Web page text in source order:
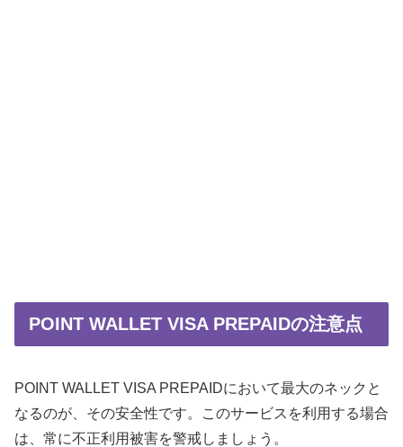
POINT WALLET VISA PREPAIDの注意点
POINT WALLET VISA PREPAIDにおいて最大のネックと
なるのが、その安全性です。このサービスを利用する場合
は、常に不正利用被害を警戒しましょう。